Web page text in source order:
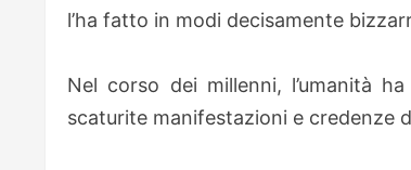
l’ha fatto in modi decisamente
Nel corso dei millenni, l’umanità
scaturite manifestazioni e credenze